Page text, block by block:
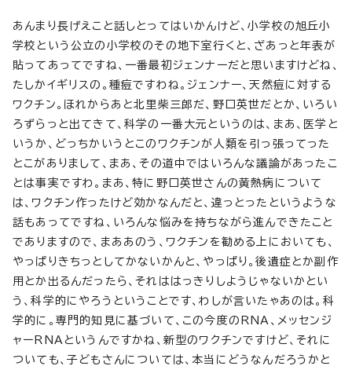
あんまり長げえこと話しとってはいかんけど、小学校の旭丘小
学校という公立の小学校のその地下室行くと、ざあっと年表が
貼ってあってですね、一番最初ジェンナーだと思いますけどね、
たしかイギリスの。種痘ですわね。ジェンナー、天然痘に対する
ワクチン。ほれからあと北里柴三郎だ、野口英世だとか、いろい
ろずらっと出てきて、科学の一番大元というのは、まあ、医学と
いうか、どっちかいうとこのワクチンが人類を引っ張ってった
とこがありまして、まあ、その道中ではいろんな議論があったこ
とは事実ですわ。まあ、特に野口英世さんの黄熱病について
は、ワクチン作ったけど効かなんだと、違っとったというような
話もあってですね、いろんな悩みを持ちながら進んできたこと
でありますので、まああのう、ワクチンを勧める上においても、
やっぱりきちっとしてかないかんと、やっぱり。後遺症とか副作
用とか出るんだったら、それははっきりしようじゃないかとい
う、科学的にやろうということです、わしが言いたゃあのは。科
学的に。専門的知見に基づいて、この今度のRNA、メッセンジ
ャーRNAというんですかね、新型のワクチンですけど、それに
ついても、子どもさんについては、本当にどうなんだろうかと